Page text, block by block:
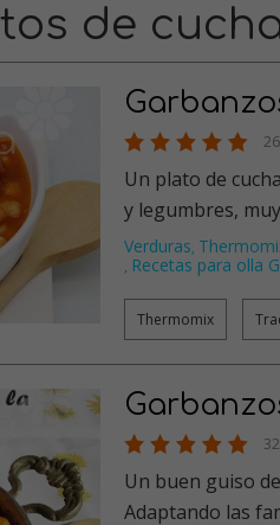
de
Un plato de
y legumbres,
Verduras,
, Recetas para olla
Thermomix
Un buen guiso
Adaptando las